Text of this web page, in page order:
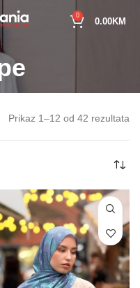
0
0.00KM
Prikaz 1–12 od 42 rezultata